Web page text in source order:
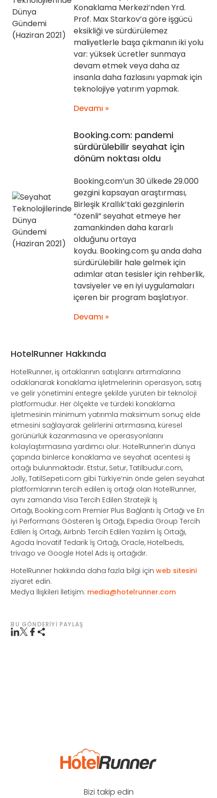
Konaklama Merkezi’nden Yrd.
Prof. Max Starkov’a göre işgücü
eksikliği ve sürdürülemez
maliyetlerle başa çıkmanın iki yolu
var: yüksek ücretler sunmaya
devam etmek veya daha az
insanla daha fazlasını yapmak için
teknolojiye yatırım yapmak.
Devamı »
Booking.com: pandemi
sürdürülebilir seyahat için
dönüm noktası oldu
Booking.com’un 30 ülkede 29.000
gezgini kapsayan araştırması,
Birleşik Krallık’taki gezginlerin
“özenli” seyahat etmeye her
zamankinden daha kararlı
olduğunu ortaya
koydu. Booking.com şu anda daha
sürdürülebilir hale gelmek için
adımlar atan tesisler için rehberlik,
tavsiyeler ve en iyi uygulamaları
içeren bir program başlatıyor.
Devamı »
HotelRunner Hakkında
HotelRunner, iş ortaklarının satışlarını artırmalarına
odaklanarak konaklama işletmelerinin operasyon, satış
ve gelir yönetimini entegre şekilde yürüten bir teknoloji
platformudur. Her ölçekte ve türdeki konaklama
işletmesinin minimum yatırımla maksimum sonuç elde
etmesini sağlayarak gelirlerini artırmasına, küresel
görünürlük kazanmasına ve operasyonlarını
kolaylaştırmasına yardımcı olur. HotelRunner’ın dünya
çapında binlerce konaklama ve seyahat acentesi iş
ortağı bulunmaktadır. Etstur, Setur, Tatilbudur.com,
Jolly, TatilSepeti.com gibi Türkiye’nin önde gelen seyahat
platformlarının tercih edilen iş ortağı olan HotelRunner,
aynı zamanda Visa Tercih Edilen Stratejik İş
Ortağı, Booking.com Premier Plus Bağlantı İş Ortağı ve En
iyi Performans Gösteren İş Ortağı, Expedia Group Tercih
Edilen İş Ortağı, Airbnb Tercih Edilen Yazılım İş Ortağı,
Agoda İnovatif Tedarik İş Ortağı, Oracle, Hotelbeds,
trivago ve Google Hotel Ads iş ortağıdır.
HotelRunner hakkında daha fazla bilgi içinweb sitesini
ziyaret edin.
Medya İlişkileri İletişim: media@hotelrunner.com
BU GÖNDERIYI PAYLAŞ
Bizi takip edin